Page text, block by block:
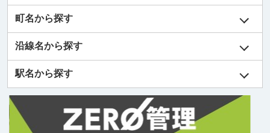
町名から探す
沿線名から探す
駅名から探す